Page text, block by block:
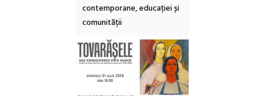
contemporane, educației și
comunității